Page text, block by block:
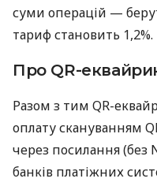
суми операцій —
тариф становить 1,2%.
Про QR-
Разом з тим QR-
оплату скануванням
через посилання (без
банків платіжних